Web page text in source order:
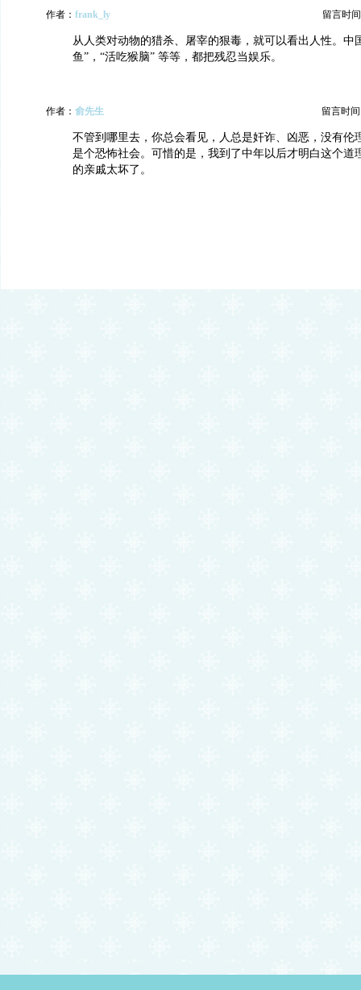
作者： frank_ly 留言时
从人类对动物的猎杀、屠宰的狠毒，就可以看出人性。中
鱼”，“活吃猴脑” 等等，都把残忍当娱乐。
作者： 俞先生 留言时间
不管到哪里去，你总会看见，人总是奸诈、凶恶，没有伦
是个恐怖社会。可惜的是，我到了中年以后才明白这个道
的亲戚太坏了。